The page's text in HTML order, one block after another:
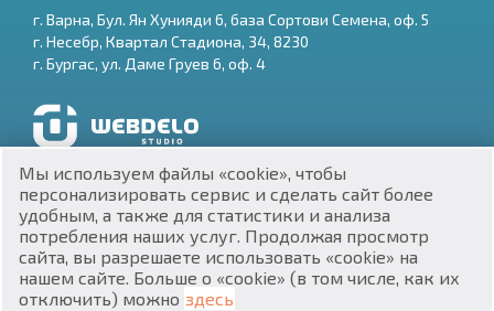
$
₽
₴
zł BG
г. Варна, Бул. Ян Хунияди 6, база Сортови Семена, оф. 5
г. Несебр, Квартал Стадиона, 34, 8230
г. Бургас, ул. Даме Груев 6, оф. 4
Разработка и SEO продвижение сайтов
ЕИК 201160903
Мы используем файлы «cookie», чтобы
персонализировать сервис и сделать сайт более
удобным, а также для статистики и анализа
потребления наших услуг. Продолжая просмотр
сайта, вы разрешаете использовать «cookie» на
нашем сайте. Больше о «cookie» (в том числе, как их
отключить) можно здесь